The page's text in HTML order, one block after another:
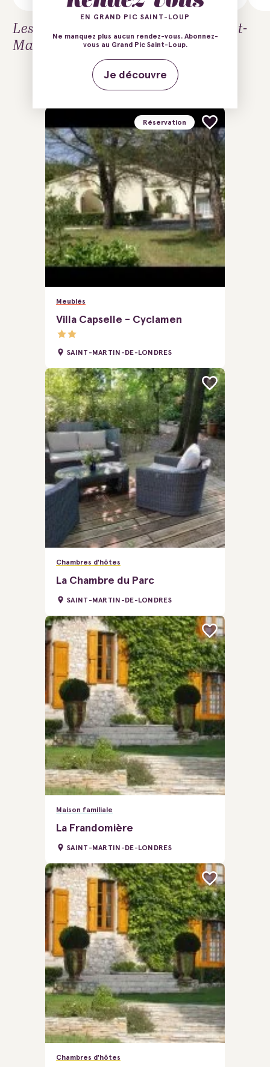
Les hébergements et locations à Saint-
Martin-de-Londres
Meublés
Villa Capselle - Cyclamen
SAINT-MARTIN-DE-LONDRES
Réservation
Chambres d'hôtes
La Chambre du Parc
SAINT-MARTIN-DE-LONDRES
Maison familiale
La Frandomière
SAINT-MARTIN-DE-LONDRES
Chambres d'hôtes
EN GRAND PIC SAINT-LOUP
Ne manquez plus aucun rendez-vous. Abonnez-
vous au Grand Pic Saint-Loup.
Je découvre